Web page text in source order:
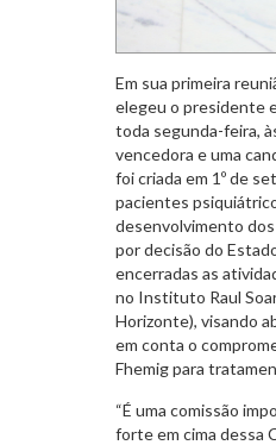
Em sua primeira
elegeu o presidente
toda segunda-feira,
vencedora e uma
foi criada em 1º de
pacientes
desenvolvimento
por decisão do
encerradas as
no Instituto Raul
Horizonte), visando
em conta o
Fhemig para
“É uma comissão
forte em cima dessa